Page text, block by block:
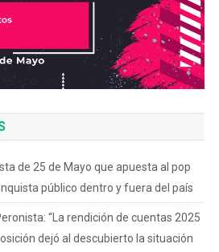
de 25 de Mayo que apuesta al pop
público dentro y fuera del país
“La rendición de cuentas 2025
dejó al descubierto la situación